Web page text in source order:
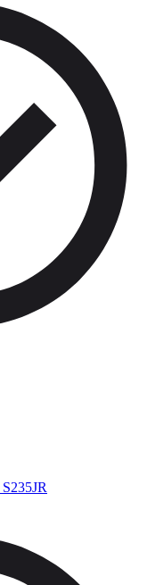
S235JR